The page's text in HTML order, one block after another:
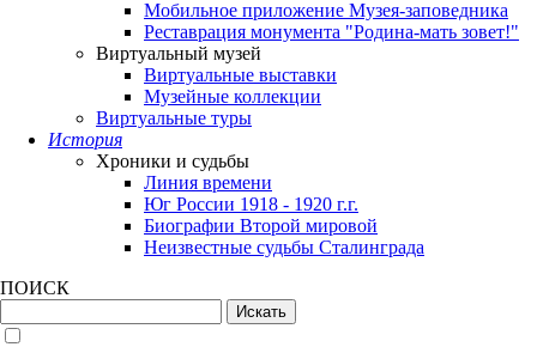
Мобильное приложение Музея-заповедника
Реставрация монумента "Родина-мать зовет!"
Виртуальный музей
Виртуальные выставки
Музейные коллекции
Виртуальные туры
История
Хроники и судьбы
Линия времени
Юг России 1918 - 1920 г.г.
Биографии Второй мировой
Неизвестные судьбы Сталинграда
ПОИСК